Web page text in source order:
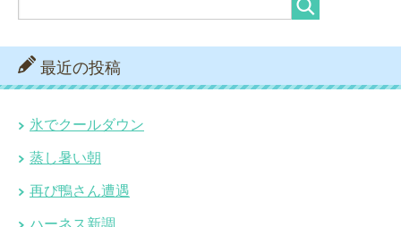
最近の投稿
氷でクールダウン
蒸し暑い朝
再び鴨さん遭遇
ハーネス新調